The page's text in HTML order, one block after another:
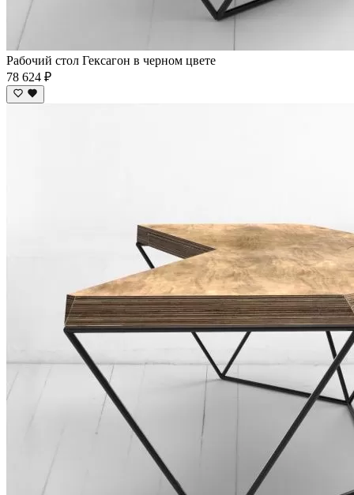
Рабочий стол Гексагон в черном цвете
78 624 ₽